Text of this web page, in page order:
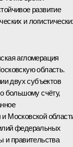
развитие
и
агломерация
область.
двух субъектов
большому счёту,
Московской
федеральных
и правительства